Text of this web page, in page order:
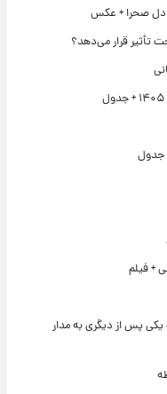
صحرا + عکس
قرار می‌دهد؟
فیلم
پس از دیگری به مدار